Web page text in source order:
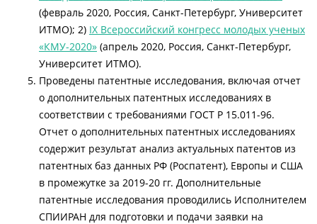
(февраль 2020, Россия, Санкт-Петербург, Университет
ИТМО); 2) IX Всероссийский конгресс молодых ученых
«КМУ-2020» (апрель 2020, Россия, Санкт-Петербург,
Университет ИТМО).
Проведены патентные исследования, включая отчет
о дополнительных патентных исследованиях в
соответствии с требованиями ГОСТ Р 15.011-96.
Отчет о дополнительных патентных исследованиях
содержит результат анализ актуальных патентов из
патентных баз данных РФ (Роспатент), Европы и США
в промежутке за 2019-20 гг. Дополнительные
патентные исследования проводились Исполнителем
СПИИРАН для подготовки и подачи заявки на